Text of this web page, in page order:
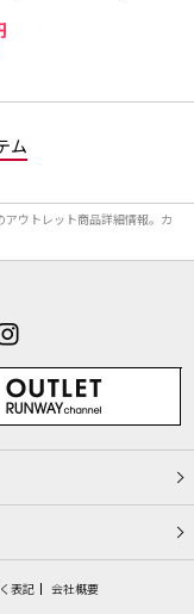
ム
ウトレット商品詳細情報。カ
表記 会社概要